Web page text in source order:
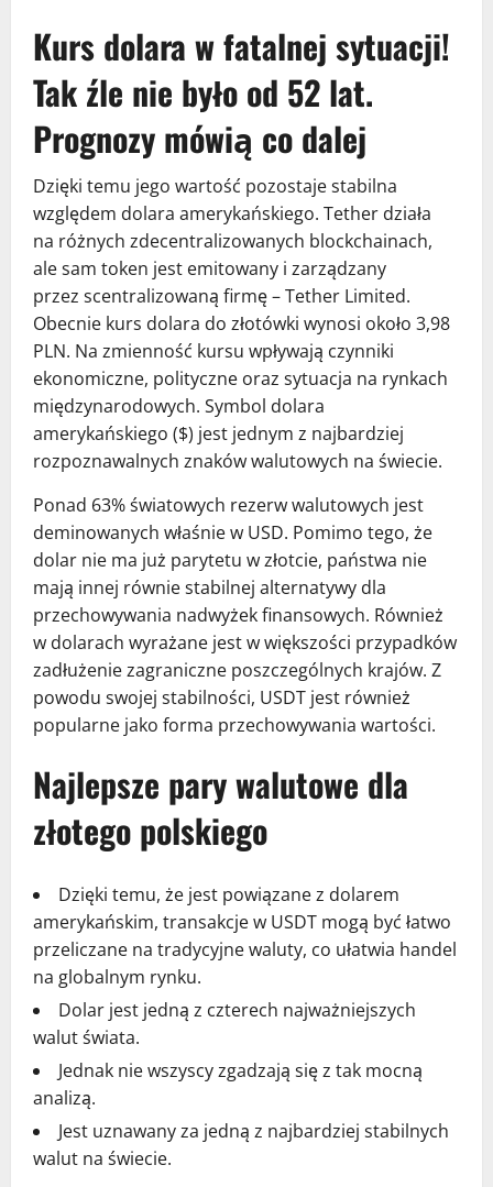
Kurs dolara w fatalnej sytuacji!
Tak źle nie było od 52 lat.
Prognozy mówią co dalej
Dzięki temu jego wartość pozostaje stabilna
względem dolara amerykańskiego. Tether działa
na różnych zdecentralizowanych blockchainach,
ale sam token jest emitowany i zarządzany
przez scentralizowaną firmę – Tether Limited.
Obecnie kurs dolara do złotówki wynosi około 3,98
PLN. Na zmienność kursu wpływają czynniki
ekonomiczne, polityczne oraz sytuacja na rynkach
międzynarodowych. Symbol dolara
amerykańskiego ($) jest jednym z najbardziej
rozpoznawalnych znaków walutowych na świecie.
Ponad 63% światowych rezerw walutowych jest
deminowanych właśnie w USD. Pomimo tego, że
dolar nie ma już parytetu w złotcie, państwa nie
mają innej równie stabilnej alternatywy dla
przechowywania nadwyżek finansowych. Również
w dolarach wyrażane jest w większości przypadków
zadłużenie zagraniczne poszczególnych krajów. Z
powodu swojej stabilności, USDT jest również
popularne jako forma przechowywania wartości.
Najlepsze pary walutowe dla
złotego polskiego
Dzięki temu, że jest powiązane z dolarem
amerykańskim, transakcje w USDT mogą być łatwo
przeliczane na tradycyjne waluty, co ułatwia handel
na globalnym rynku.
Dolar jest jedną z czterech najważniejszych
walut świata.
Jednak nie wszyscy zgadzają się z tak mocną
analizą.
Jest uznawany za jedną z najbardziej stabilnych
walut na świecie.